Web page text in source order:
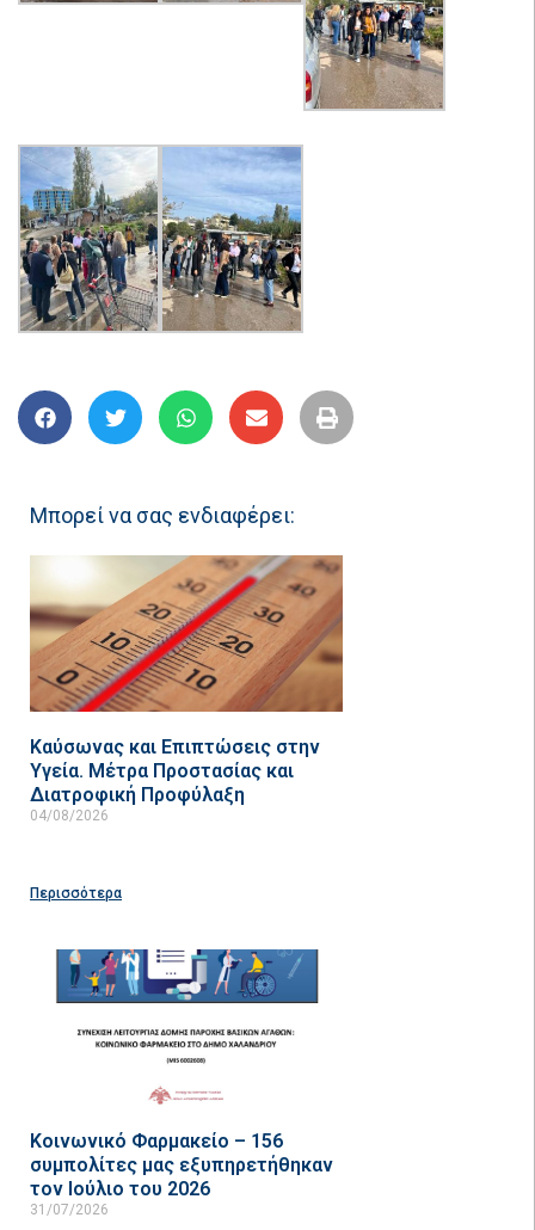
Μπορεί να σας ενδιαφέρει:
Καύσωνας και Επιπτώσεις στην
Υγεία. Μέτρα Προστασίας και
Διατροφική Προφύλαξη
04/08/2026
Περισσότερα
Κοινωνικό Φαρμακείο – 156
συμπολίτες μας εξυπηρετήθηκαν
τον Ιούλιο του 2026
31/07/2026